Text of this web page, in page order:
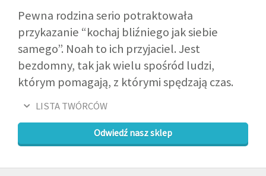
KONTAKT
Pewna rodzina serio potraktowała
przykazanie “kochaj bliźniego jak siebie
samego”. Noah to ich przyjaciel. Jest
bezdomny, tak jak wielu spośród ludzi,
którym pomagają, z którymi spędzają czas.
LISTA TWÓRCÓW
Odwiedź nasz sklep